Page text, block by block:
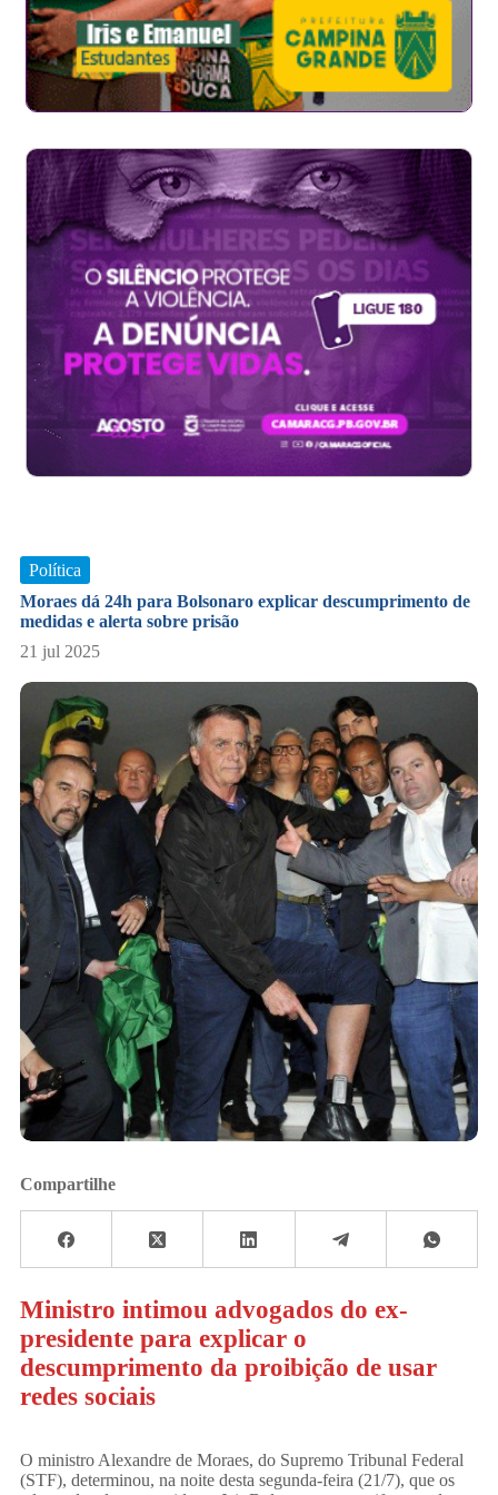
Política
Moraes dá 24h para Bolsonaro explicar descumprimento de
medidas e alerta sobre prisão
21 jul 2025
Compartilhe
Ministro intimou advogados do ex-
presidente para explicar o
descumprimento da proibição de usar
redes sociais
O ministro Alexandre de Moraes, do Supremo Tribunal Federal
(STF), determinou, na noite desta segunda-feira (21/7), que os